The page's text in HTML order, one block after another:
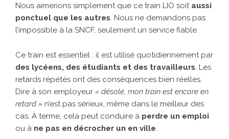
Nous aimerions simplement que ce train LIO soit aussi
ponctuel que les autres. Nous ne demandons pas
l’impossible à la SNCF, seulement un service fiable.
Ce train est essentiel : il est utilisé quotidiennement par
des lycéens, des étudiants et des travailleurs. Les
retards répétés ont des conséquences bien réelles.
Dire à son employeur « désolé, mon train est encore en
retard » n’est pas sérieux, même dans le meilleur des
cas. À terme, cela peut conduire à perdre un emploi
ou à ne pas en décrocher un en ville.